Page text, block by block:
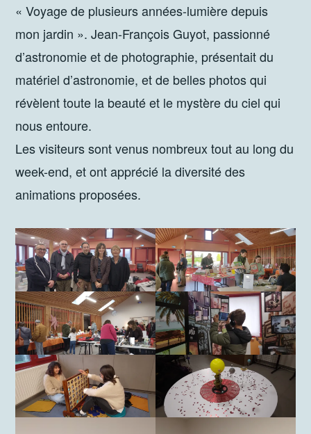
« Voyage de plusieurs années-lumière depuis
mon jardin ». Jean-François Guyot, passionné
d’astronomie et de photographie, présentait du
matériel d’astronomie, et de belles photos qui
révèlent toute la beauté et le mystère du ciel qui
nous entoure.
Les visiteurs sont venus nombreux tout au long du
week-end, et ont apprécié la diversité des
animations proposées.